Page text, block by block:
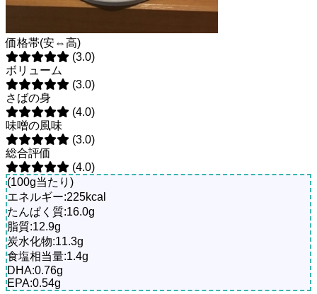
価格帯(安⇔高)
(3.0)
ボリューム
(3.0)
さばの身
(4.0)
味噌の風味
(3.0)
総合評価
(4.0)
(100g当たり)
エネルギー:225kcal
たんぱく質:16.0g
脂質:12.9g
炭水化物:11.3g
食塩相当量:1.4g
DHA:0.76g
EPA:0.54g